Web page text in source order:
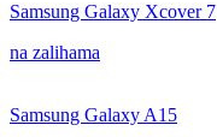
Samsung Galaxy Xcover 7
na zalihama
Samsung Galaxy A15